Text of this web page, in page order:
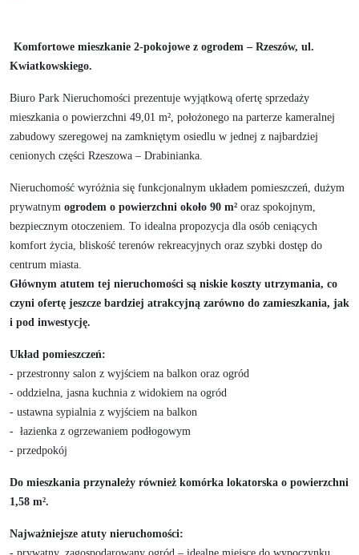
Komfortowe mieszkanie 2-pokojowe z ogrodem – Rzeszów, ul.
Kwiatkowskiego.
Biuro Park Nieruchomości prezentuje wyjątkową ofertę sprzedaży
mieszkania o powierzchni 49,01 m², położonego na parterze kameralnej
zabudowy szeregowej na zamkniętym osiedlu w jednej z najbardziej
cenionych części Rzeszowa – Drabinianka.
Nieruchomość wyróżnia się funkcjonalnym układem pomieszczeń, dużym
prywatnym ogrodem o powierzchni około 90 m² oraz spokojnym,
bezpiecznym otoczeniem. To idealna propozycja dla osób ceniących
komfort życia, bliskość terenów rekreacyjnych oraz szybki dostęp do
centrum miasta.
Głównym atutem tej nieruchomości są niskie koszty utrzymania, co
czyni ofertę jeszcze bardziej atrakcyjną zarówno do zamieszkania, jak
i pod inwestycję.
Układ pomieszczeń:
- przestronny salon z wyjściem na balkon oraz ogród
- oddzielna, jasna kuchnia z widokiem na ogród
- ustawna sypialnia z wyjściem na balkon
- łazienka z ogrzewaniem podłogowym
- przedpokój
Do mieszkania przynależy również komórka lokatorska o powierzchni
1,58 m².
Najważniejsze atuty nieruchomości: